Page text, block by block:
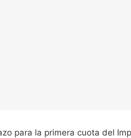
para la primera cuota del